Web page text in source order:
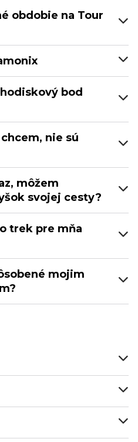
obdobie na Tour
bod
nie sú
môžem
svojej cesty?
trek pre mňa
mojim